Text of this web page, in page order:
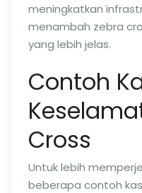
meningkatkan
menambah zebra
yang lebih jelas.
Contoh
Cross
Untuk lebih
beberapa contoh